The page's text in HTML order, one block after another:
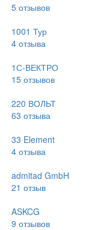
5отзывов
1001 Тур
4отзыва
1С-ВЕКТРО
15отзывов
220 ВОЛЬТ
63 отзыва
33 Element
4отзыва
admitad GmbH
21 отзыв
ASKCG
9 отзывов